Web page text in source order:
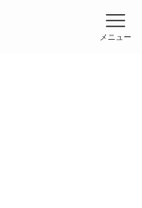
メニュー